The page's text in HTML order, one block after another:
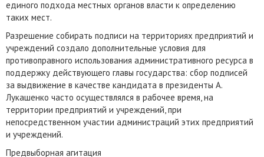
единого подхода местных органов власти к определению
таких мест.
Разрешение собирать подписи на территориях предприятий и
учреждений создало дополнительные условия для
противоправного использования административного ресурса в
поддержку действующего главы государства: сбор подписей
за выдвижение в качестве кандидата в президенты А.
Лукашенко часто осуществлялся в рабочее время, на
территории предприятий и учреждений, при
непосредственном участии администраций этих предприятий
и учреждений.
Предвыборная агитация